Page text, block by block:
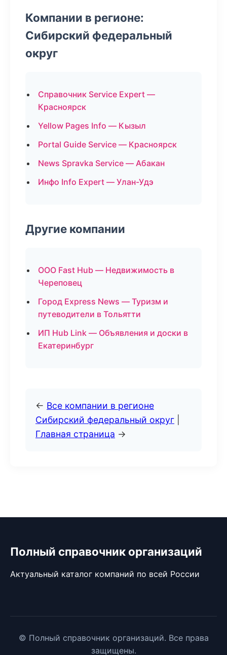
Компании в регионе:
Сибирский федеральный
округ
Справочник Service Expert —
Красноярск
Yellow Pages Info — Кызыл
Portal Guide Service — Красноярск
News Spravka Service — Абакан
Инфо Info Expert — Улан-Удэ
Другие компании
ООО Fast Hub — Недвижимость в
Череповец
Город Express News — Туризм и
путеводители в Тольятти
ИП Hub Link — Объявления и доски в
Екатеринбург
← Все компании в регионе
Сибирский федеральный округ
Главная страница →
Полный справочник организаций
Актуальный каталог компаний по всей России
© Полный справочник организаций. Все права
защищены.